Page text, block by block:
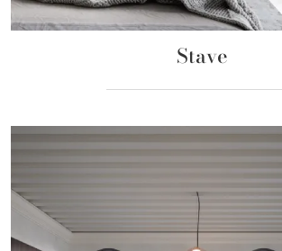
Stave